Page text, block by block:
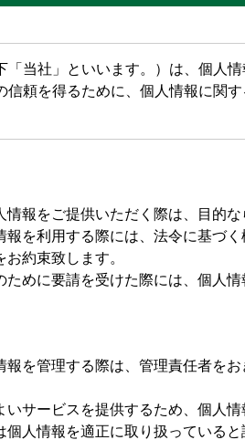
「当社」といいます。）は、個人
信頼を得るために、個人情報に関
情報をご提供いただく際は、目的
報を利用する際には、法令に基づ
約束致します。
ために要請を受けた際には、個人
報を管理する際は、管理責任者を
いサービスを提供するため、個人
個人情報を適正に取り扱っている